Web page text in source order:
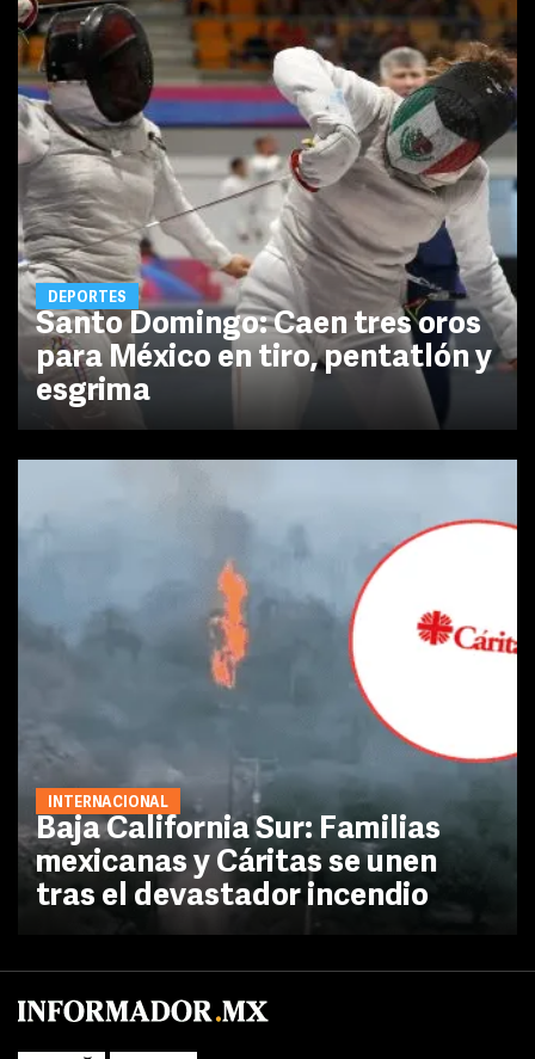
DEPORTES
Santo Domingo: Caen tres oros
para México en tiro, pentatlón y
esgrima
INTERNACIONAL
Baja California Sur: Familias
mexicanas y Cáritas se unen
tras el devastador incendio